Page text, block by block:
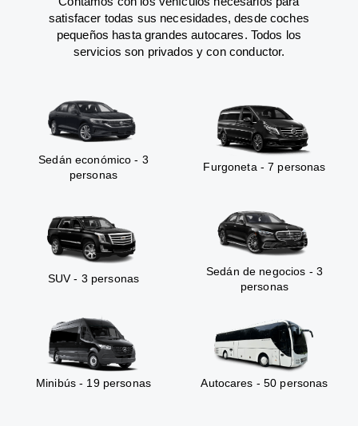
satisfacer todas sus necesidades, desde coches
pequeños hasta grandes autocares. Todos los
servicios son privados y con conductor.
Sedán económico - 3
personas
Furgoneta - 7 personas
SUV - 3 personas
Sedán de negocios - 3
personas
Minibús - 19 personas Autocares - 50 personas